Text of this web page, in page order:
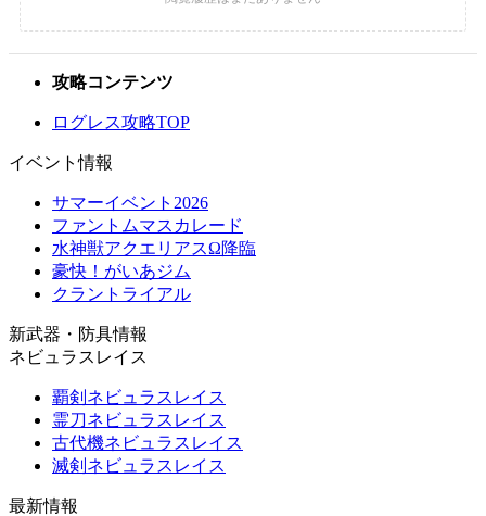
攻略コンテンツ
ログレス攻略TOP
イベント情報
サマーイベント2026
ファントムマスカレード
水神獣アクエリアスΩ降臨
豪快！がいあジム
クラントライアル
新武器・防具情報
ネビュラスレイス
覇剣ネビュラスレイス
霊刀ネビュラスレイス
古代機ネビュラスレイス
滅剣ネビュラスレイス
最新情報